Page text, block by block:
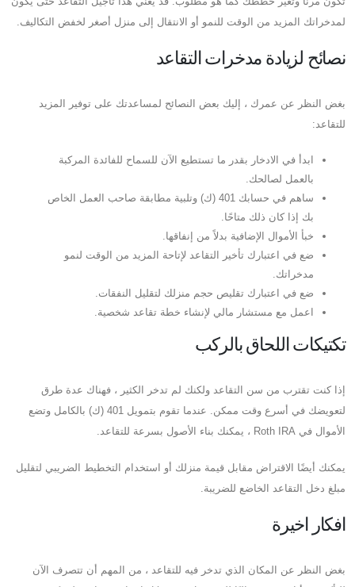
لمدخراتك المزيد من الوقت للنمو أو الانتقال إلى منزل أصغر لخفض التكاليف.
نصائح لزيادة مدخرات التقاعد
بغض النظر عن عمرك ، إليك بعض النصائح لمساعدتك على توفير المزيد
للتقاعد:
ابدأ في الادخار بقدر ما تستطيع الآن للسماح للفائدة المركبة
بالعمل لصالحك.
ساهم في حسابك 401 (ك) وتلبية مطابقة صاحب العمل الخاص
بك إذا كان ذلك متاحًا.
خبأ الأموال الإضافية بدلاً من إنفاقها.
ضع في اعتبارك تأخير التقاعد لإتاحة المزيد من الوقت لنمو
مدخراتك.
ضع في اعتبارك تقليص حجم منزلك لتقليل النفقات.
اعمل مع مستشار مالي لإنشاء خطة تقاعد شخصية.
تكتيكات اللحاق بالركب
إذا كنت تقترب من سن التقاعد ولكنك لم تدخر الكثير ، فهناك عدة طرق
لتعويضك في أسرع وقت ممكن. عندما تقوم بتمويل 401 (ك) بالكامل وتضع
الأموال في Roth IRA ، يمكنك بناء الأصول بسرعة للتقاعد.
يمكنك أيضًا الاقتراض مقابل قيمة منزلك أو استخدام التخطيط الضريبي لتقليل
مبلغ دخل التقاعد الخاضع للضريبة.
افكار اخيرة
بغض النظر عن المكان الذي تدخر فيه للتقاعد ، من المهم أن تتصرف الآن